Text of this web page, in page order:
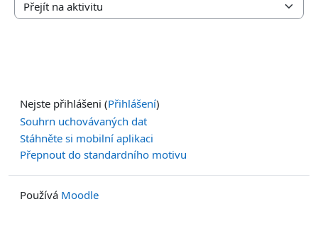
Přejít na aktivitu
Nejste přihlášeni (Přihlášení)
Souhrn uchovávaných dat
Stáhněte si mobilní aplikaci
Přepnout do standardního motivu
Používá Moodle